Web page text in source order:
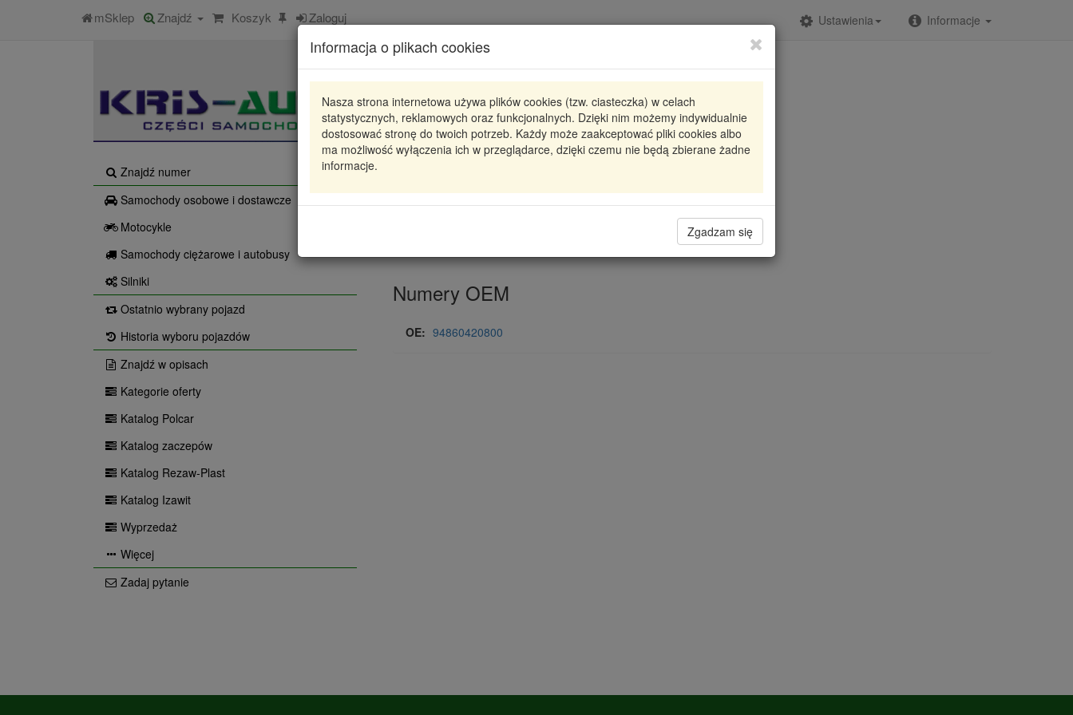
mSklep Znajdź Koszyk Zaloguj Informacje
Ustawienia
Informacja o plikach cookies
Nasza strona internetowa używa plików cookies (tzw. ciasteczka) w celach
statystycznych, reklamowych oraz funkcjonalnych. Dzięki nim możemy indywidualnie
dostosować stronę do twoich potrzeb. Każdy może zaakceptować pliki cookies albo
ma możliwość wyłączenia ich w przeglądarce, dzięki czemu nie będą zbierane żadne
informacje.
Zgadzam się
Znajdź numer
Samochody osobowe i dostawcze
Motocykle
Samochody ciężarowe i autobusy
Silniki
Ostatnio wybrany pojazd
Historia wyboru pojazdów
Znajdź w opisach
Kategorie oferty
Katalog Polcar
Katalog zaczepów
Katalog Rezaw-Plast
Katalog Izawit
Wyprzedaż
Więcej
Zadaj pytanie
Karta produktu
0 001 108 441 BOSCH
0001108441ROZRUSZNIK 12 V
Radzyń 0
Numery OEM
OE: 94860420800